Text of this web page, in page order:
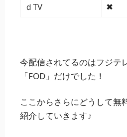
ｄTV
✖
今配信されてるのはフジテ
「FOD」だけでした！
ここからさらにどうして無
紹介していきます♪